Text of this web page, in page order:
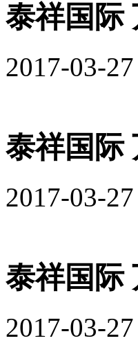
泰祥国际
2017-03-
泰祥国际
2017-03-
泰祥国际
2017-03-